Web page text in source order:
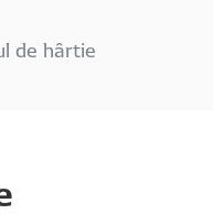
de hârtie